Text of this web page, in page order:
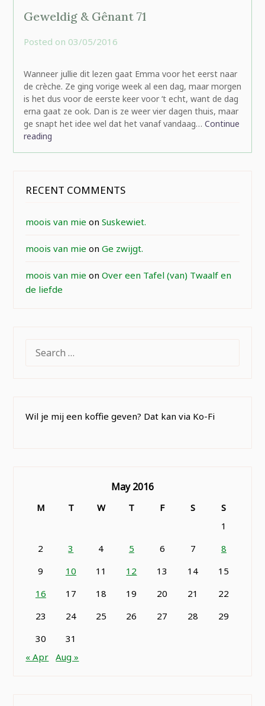
Geweldig & Gênant 71
Posted on 03/05/2016
Wanneer jullie dit lezen gaat Emma voor het eerst naar
de crèche. Ze ging vorige week al een dag, maar morgen
is het dus voor de eerste keer voor ‘t echt, want de dag
erna gaat ze ook. Dan is ze weer vier dagen thuis, maar
ge snapt het idee wel dat het vanaf vandaag… Continue
reading
RECENT COMMENTS
moois van mie onSuskewiet.
moois van mie onGe zwijgt.
moois van mie onOver een Tafel (van) Twaalf en
de liefde
FOR:
Wil je mij een koffie geven? Dat kan via Ko-Fi
May 2016
M T W T F S
S
1
2
3 4 5 6 7
8
9
10 11 12 13 14
15
16
17 18 19 20 21
22
23
24 25 26 27 28
29
30
31
« Apr
Aug »